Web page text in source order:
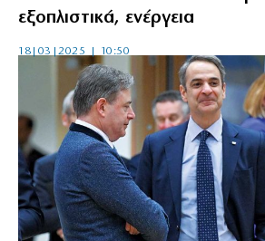
εξοπλιστικά, ενέργεια
18|03|2025 | 10:50